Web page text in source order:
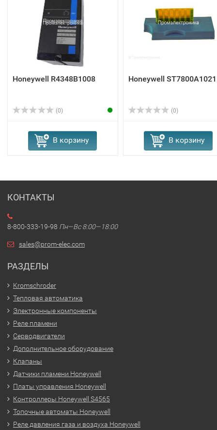
Honeywell R4348B1008
(0)
В корзину
Honeywell ST7800A1021
(0)
В корзину
КОНТАКТЫ
8-800-333-19-98 Пн—Вс 8:00—18:00
sales@prom-elec.com
РАЗДЕЛЫ
Kromschroder
Тепловая автоматика
Электронные компоненты
Реле пламени
Серводвигатели
Дополнительное оборудование
Клапаны
Датчики пламени Honeywell
Платы управления Honeywell
Контроллеры Honeywell S4565
Топочные автоматы Honeywell
Реле давления газа и воздуха Honeywell